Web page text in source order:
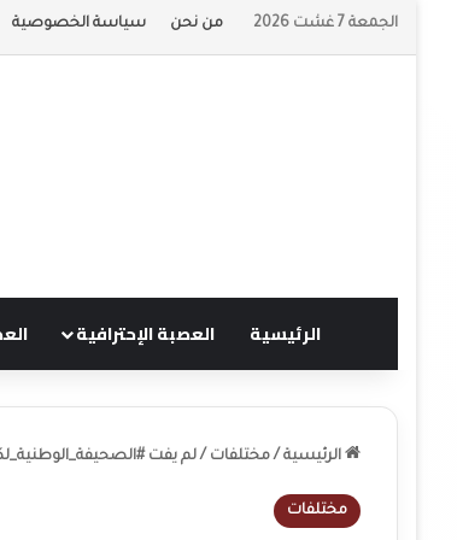
الجمعة 7 غشت 2026 من نحن سياسة الخصوصية
الرئيسية العصبة الإحترافية
الرئيسية / مختلفات / لم يفت
مختلفات